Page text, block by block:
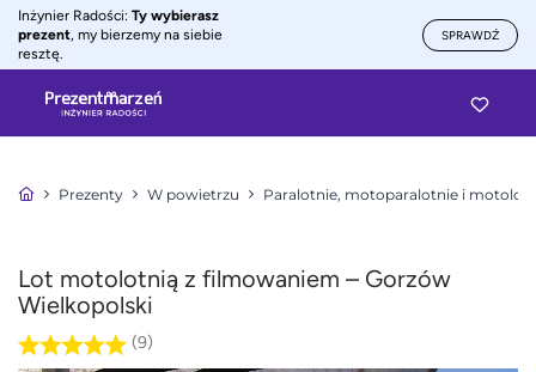
Inżynier Radości: Ty wybierasz
prezent, my bierzemy na siebie
resztę.
SPRAWDŹ
Prezenty W powietrzu Paralotnie, motoparalotnie i
Lot motolotnią z filmowaniem – Gorzów
Wielkopolski
(9)